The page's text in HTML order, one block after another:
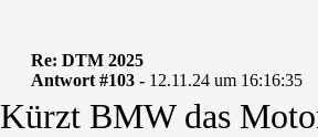
Re: DTM 2025
Antwort #103 - 12.11.24 um 16:16:35
Kürzt BMW das